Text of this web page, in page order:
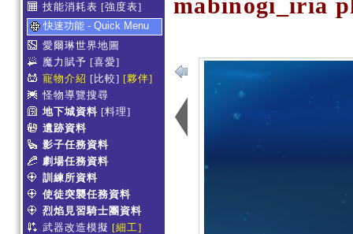
技能消耗表 [強度表]
快速功能 - Quick Menu
愛爾琳世界地圖
魔力賦予 [喜愛]
寵物介紹 [比較] [夥伴]
怪物導覽搜尋
地下城資料 [料理]
遺跡資料
影子任務資料
劇場任務資料
訓練所資料
使徒突襲任務資料
烈焰見習騎士團資料
武器改造模擬 [細工]
mabinogi_iria